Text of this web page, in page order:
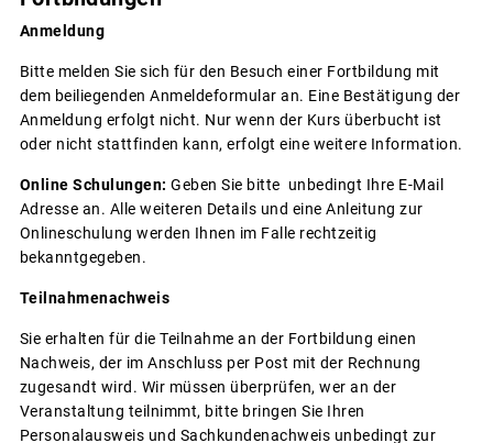
Anmeldung
Bitte melden Sie sich für den Besuch einer Fortbildung mit
dem beiliegenden Anmeldeformular an. Eine Bestätigung der
Anmeldung erfolgt nicht. Nur wenn der Kurs überbucht ist
oder nicht stattfinden kann, erfolgt eine weitere Information.
Online Schulungen: Geben Sie bitte unbedingt Ihre E-Mail
Adresse an. Alle weiteren Details und eine Anleitung zur
Onlineschulung werden Ihnen im Falle rechtzeitig
bekanntgegeben.
Teilnahmenachweis
Sie erhalten für die Teilnahme an der Fortbildung einen
Nachweis, der im Anschluss per Post mit der Rechnung
zugesandt wird. Wir müssen überprüfen, wer an der
Veranstaltung teilnimmt, bitte bringen Sie Ihren
Personalausweis und Sachkundenachweis unbedingt zur